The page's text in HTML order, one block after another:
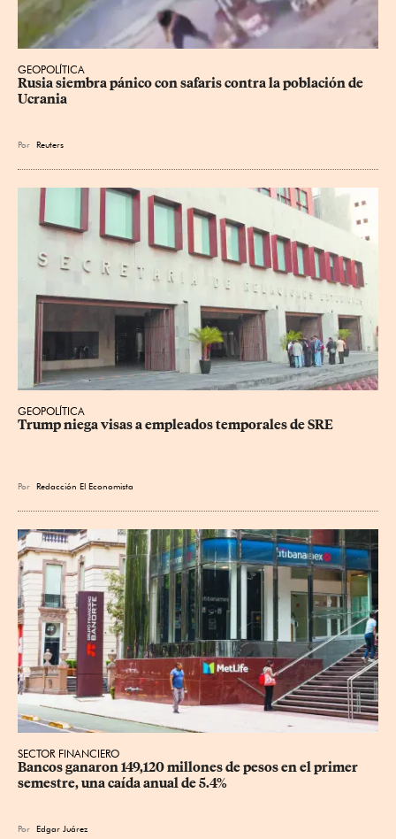
GEOPOLÍTICA
Rusia siembra pánico con safaris contra la población de
Ucrania
Por Reuters
GEOPOLÍTICA
Trump niega visas a empleados temporales de SRE
Por Redacción El Economista
SECTOR FINANCIERO
Bancos ganaron 149,120 millones de pesos en el primer
semestre, una caída anual de 5.4%
Por Edgar Juárez